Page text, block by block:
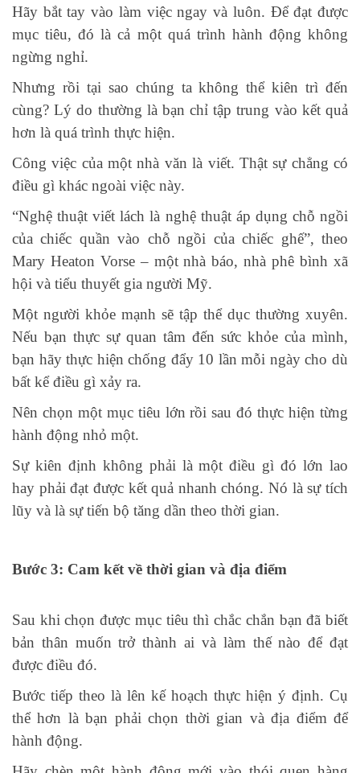
Hãy bắt tay vào làm việc ngay và luôn. Để đạt được
mục tiêu, đó là cả một quá trình hành động không
ngừng nghỉ.
Nhưng rồi tại sao chúng ta không thể kiên trì đến
cùng? Lý do thường là bạn chỉ tập trung vào kết quả
hơn là quá trình thực hiện.
Công việc của một nhà văn là viết. Thật sự chẳng có
điều gì khác ngoài việc này.
“Nghệ thuật viết lách là nghệ thuật áp dụng chỗ ngồi
của chiếc quần vào chỗ ngồi của chiếc ghế”, theo
Mary Heaton Vorse – một nhà báo, nhà phê bình xã
hội và tiểu thuyết gia người Mỹ.
Một người khỏe mạnh sẽ tập thể dục thường xuyên.
Nếu bạn thực sự quan tâm đến sức khỏe của mình,
bạn hãy thực hiện chống đẩy 10 lần mỗi ngày cho dù
bất kể điều gì xảy ra.
Nên chọn một mục tiêu lớn rồi sau đó thực hiện từng
hành động nhỏ một.
Sự kiên định không phải là một điều gì đó lớn lao
hay phải đạt được kết quả nhanh chóng. Nó là sự tích
lũy và là sự tiến bộ tăng dần theo thời gian.
Bước 3: Cam kết về thời gian và địa điểm
Sau khi chọn được mục tiêu thì chắc chắn bạn đã biết
bản thân muốn trở thành ai và làm thế nào để đạt
được điều đó.
Bước tiếp theo là lên kế hoạch thực hiện ý định. Cụ
thể hơn là bạn phải chọn thời gian và địa điểm để
hành động.